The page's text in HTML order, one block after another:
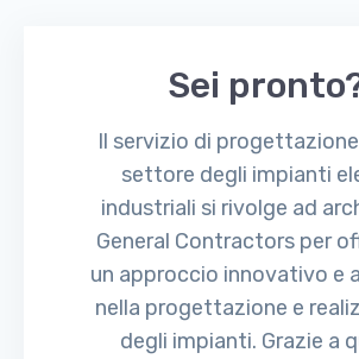
Sei
Il servizio di
settore degli impianti
industriali si rivolge ad
General Contractors per
un approccio innovativo e
nella progettazione e
degli impianti. Grazie a